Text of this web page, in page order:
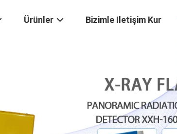
Ürünler Bizimle Iletişim Kur